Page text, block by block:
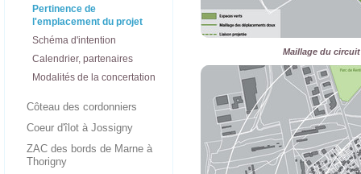
Pertinence de
l'emplacement du projet
Schéma d'intention
Calendrier, partenaires
Modalités de la concertation
Côteau des cordonniers
Coeur d'îlot à Jossigny
ZAC des bords de Marne à
Thorigny
Maillage du